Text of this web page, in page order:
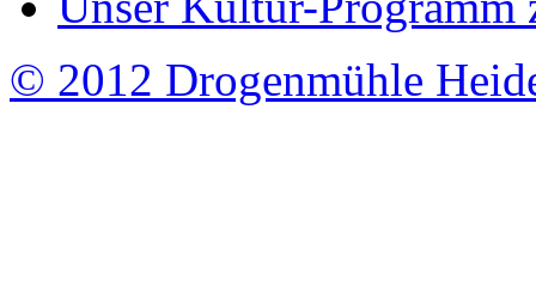
© 2012 Drogenmühle